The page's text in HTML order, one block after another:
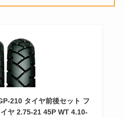
210 タイヤ前後セット フ
ヤ 2.75-21 45P WT 4.10-